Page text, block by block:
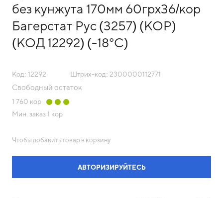
без кунжута 170мм 60грх36/кор
Багерстат Рус (3257) (КОР)
(КОД 12292) (-18°С)
Код: 12292 Штрих-код: 2300000112771
Свободный остаток
1 760 кор
Мин. заказ 1 кор
Чтобы добавить товар в корзину
АВТОРИЗИРУЙТЕСЬ